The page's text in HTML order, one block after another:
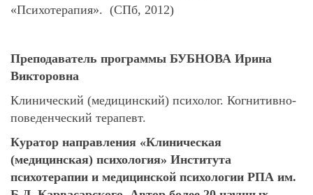
«Психотерапия». (СПб, 2012)
Преподаватель программы БУБНОВА Ирина
Викторовна
Клинический (медицинский) психолог. Когнитивно-
поведенческий терапевт.
Куратор направления «Клиническая
(медицинская) психология» Института
психотерапии и медицинской психологии РПА им.